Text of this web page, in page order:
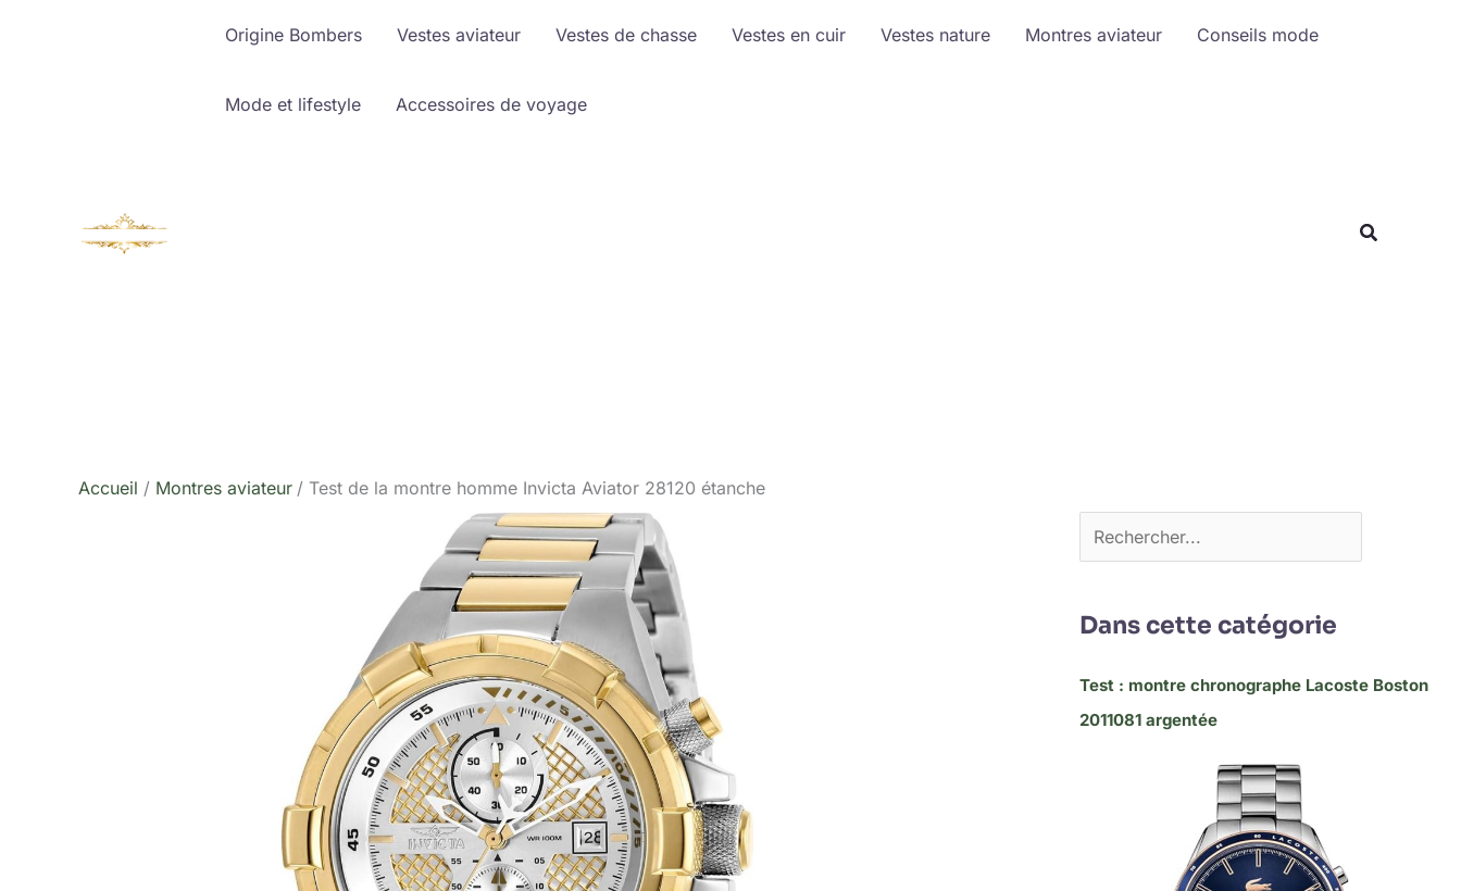
Origine Bombers Vestes aviateur Vestes de chasse Vestes en cuir Vestes nature Montres aviateur Conseils mode
Mode et lifestyle Accessoires de voyage
Accueil Montres aviateur Test de la montre homme Invicta Aviator 28120 étanche
Dans cette catégorie
Test : montre chronographe Lacoste Boston
2011081 argentée